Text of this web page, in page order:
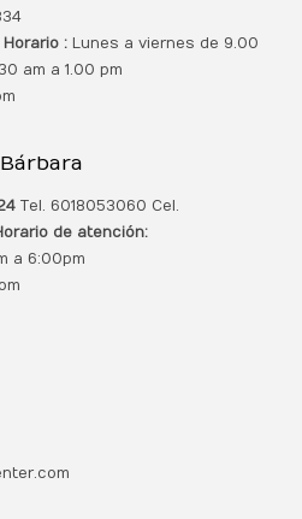
Horario : Lunes a viernes de 9.00
am a 1.00 pm
Tel. 6018053060 Cel.
de atención:
a 6:00pm